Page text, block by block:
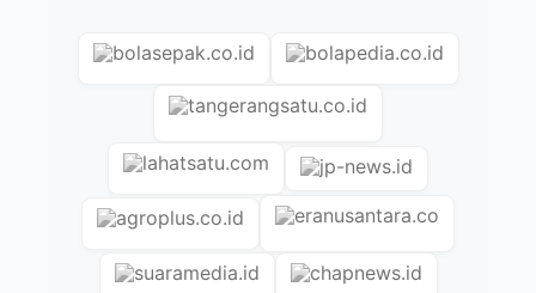
International Auto Show (GIIAS) 2025 di ICE BSD
Agustus 2025, antusiasme pengunjung semakin
menyenangkan, wartakini.id merangkum 5 persiapan
Baca Juga